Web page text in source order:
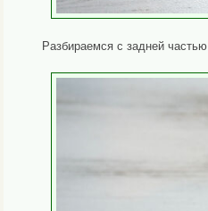
Разбираемся с задней